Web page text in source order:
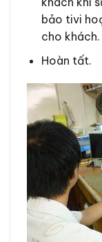
bảo tivi
cho khách.
Hoàn tất.